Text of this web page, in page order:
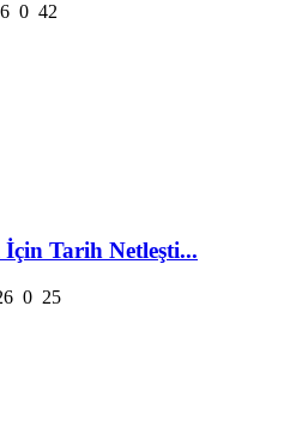
0 42
Tarih Netleşti...
0 25